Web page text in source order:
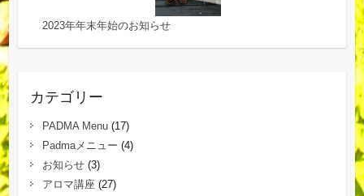
2023年年末年始のお知らせ
カテゴリー
PADMA Menu(17)
Padmaメニュー (4)
お知らせ(3)
アロマ講座(27)